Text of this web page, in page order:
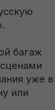
багаж
уже в
или